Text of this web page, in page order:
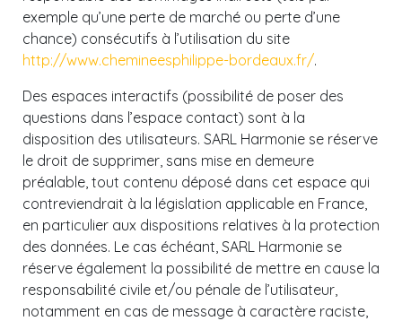
exemple qu’une perte de marché ou perte d’une
chance) consécutifs à l’utilisation du site
http://www.chemineesphilippe-bordeaux.fr/.
Des espaces interactifs (possibilité de poser des
questions dans l’espace contact) sont à la
disposition des utilisateurs. SARL Harmonie se réserve
le droit de supprimer, sans mise en demeure
préalable, tout contenu déposé dans cet espace qui
contreviendrait à la législation applicable en France,
en particulier aux dispositions relatives à la protection
des données. Le cas échéant, SARL Harmonie se
réserve également la possibilité de mettre en cause la
responsabilité civile et/ou pénale de l’utilisateur,
notamment en cas de message à caractère raciste,